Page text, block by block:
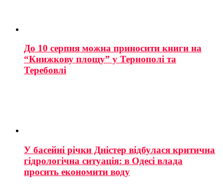
До 10 серпня можна приносити книги на
“Книжкову площу” у Тернополі та
Теребовлі
У басейні річки Дністер відбулася критична
гідрологічна ситуація: в Одесі влада
просить економити воду